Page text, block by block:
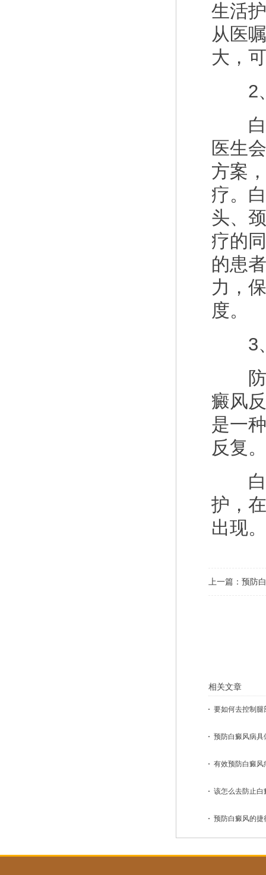
生活
从医
大，
2、
白癜
医生
方案
疗。
头、
疗的
的患
力，
度。
3、
防止
癜风
是一
反复。
白癜
护，
出现。
上一篇： 预防
相关文章
要如何去控制腿
预防白癜风病具
有效预防白癜风
该怎么去防止白
预防白癜风的捷